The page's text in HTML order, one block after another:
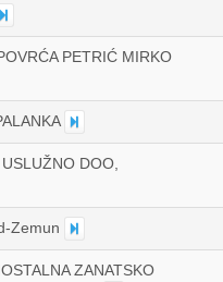
PETRIĆ MIRKO
DOO,
Zemun
ZANATSKO